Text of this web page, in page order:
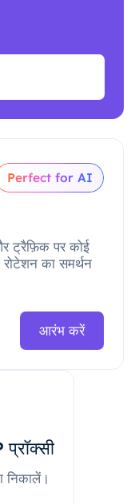
Perfect for AI
ट्रैफ़िक पर कोई
रोटेशन का समर्थन
आरंभ करें
निकालें।